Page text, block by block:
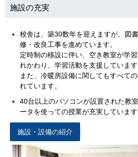
施設の充実
校舎は、築30数年を迎えますが、図
修・改良工事を進めています。
定時制の移設に伴い、空き教室が学
れかわり、学習活動を支援しています
また、冷暖房設備に関してもすべて
れています。
40台以上のパソコンが設置された教
ータを使っての授業が充実しています
施設・設備の紹介